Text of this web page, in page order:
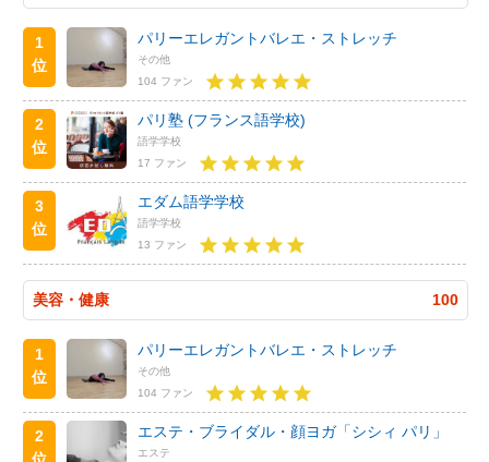
1
位
パリーエレガントバレエ・ストレッチ
その他
104 ファン
2
位
パリ塾 (フランス語学校)
語学学校
17 ファン
3
位
エダム語学学校
語学学校
13 ファン
美容・健康 100
1
位
パリーエレガントバレエ・ストレッチ
その他
104 ファン
2
エステ・ブライダル・顔ヨガ「シシィ パリ」
エステ